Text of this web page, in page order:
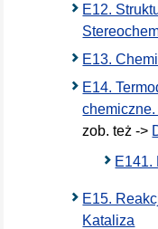
E12.
E13.
E14.
zob. też ->
E141.
E15.
Kataliza